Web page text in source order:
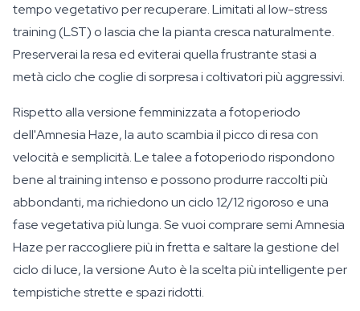
tempo vegetativo per recuperare. Limitati al low-stress
training (LST) o lascia che la pianta cresca naturalmente.
Preserverai la resa ed eviterai quella frustrante stasi a
metà ciclo che coglie di sorpresa i coltivatori più aggressivi.
Rispetto alla versione femminizzata a fotoperiodo
dell'Amnesia Haze, la auto scambia il picco di resa con
velocità e semplicità. Le talee a fotoperiodo rispondono
bene al training intenso e possono produrre raccolti più
abbondanti, ma richiedono un ciclo 12/12 rigoroso e una
fase vegetativa più lunga. Se vuoi comprare semi Amnesia
Haze per raccogliere più in fretta e saltare la gestione del
ciclo di luce, la versione Auto è la scelta più intelligente per
tempistiche strette e spazi ridotti.